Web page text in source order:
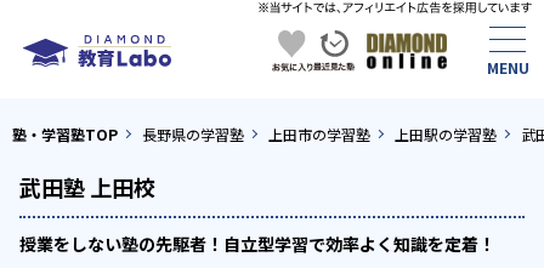
塾・学習塾TOP 長野県の学習塾 上田市の学習塾 上田駅の学習塾 武
武田塾 上田校
授業をしない塾の先駆者！自立型学習で効率よく知識を定着！